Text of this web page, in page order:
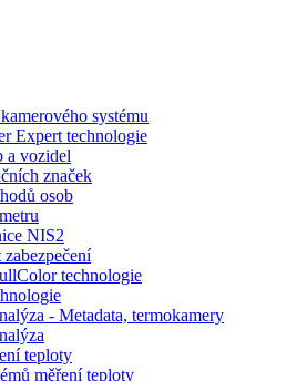
systému
Expert technologie
a vozidel
značek
osob
NIS2
technologie
- Metadata, termokamery
teploty
měření teploty